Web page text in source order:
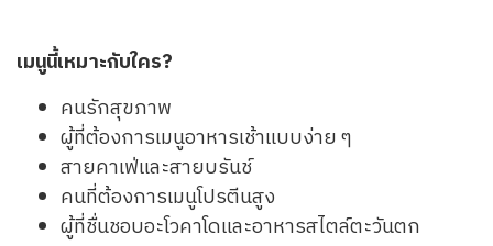
เมนูนี้เหมาะกับใคร?
คนรักสุขภาพ
ผู้ที่ต้องการเมนูอาหารเช้าแบบง่าย ๆ
สายคาเฟ่และสายบรันช์
คนที่ต้องการเมนูโปรตีนสูง
ผู้ที่ชื่นชอบอะโวคาโดและอาหารสไตล์ตะวันตก